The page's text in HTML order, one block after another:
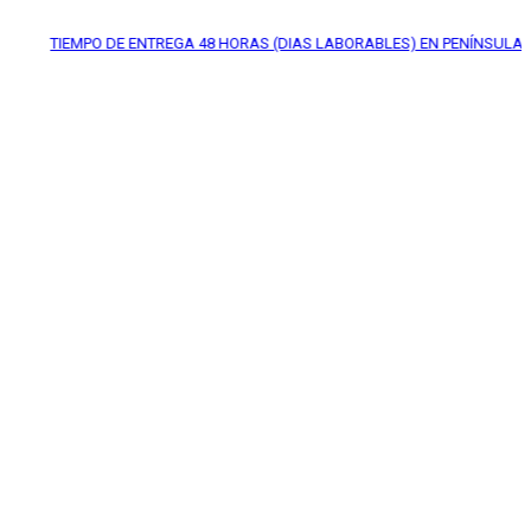
DE ENTREGA48 HORAS (DIAS LABORABLES) EN PENÍNSULA*